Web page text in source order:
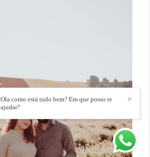
✕
Ola como está tudo bem? Em que posso te
ajudar?